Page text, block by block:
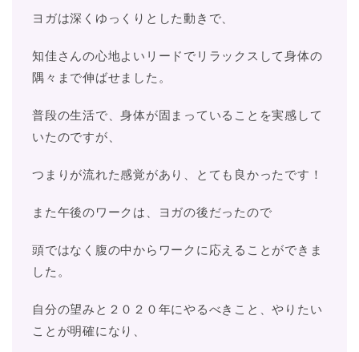
ヨガは深くゆっくりとした動きで、
知佳さんの心地よいリードでリラックスして身体の
隅々まで伸ばせました。
普段の生活で、身体が固まっていることを実感して
いたのですが、
つまりが流れた感覚があり、とても良かったです！
また午後のワークは、ヨガの後だったので
頭ではなく腹の中からワークに応えることができま
した。
自分の望みと２０２０年にやるべきこと、やりたい
ことが明確になり、